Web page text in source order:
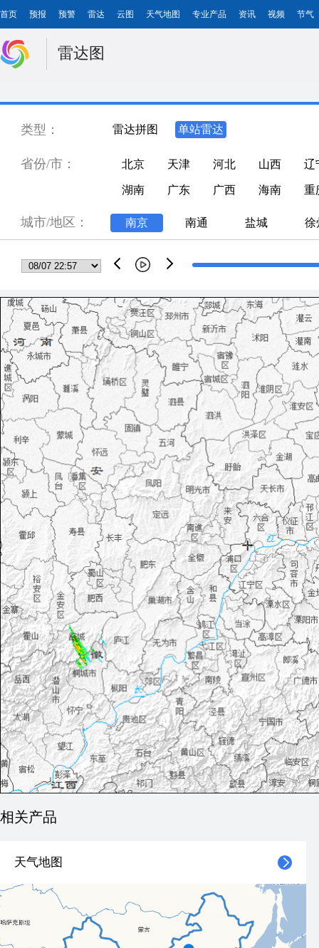
首页 预报 预警 雷达 云图 天气地图 专业产品 资讯 视频 节气
雷达图
类型： 雷达拼图 单站雷达
省份/市： 北京 天津 河北 山西 辽
湖南 广东 广西 海南 重
城市/地区： 南京 南通 盐城 徐
相关产品
天气地图